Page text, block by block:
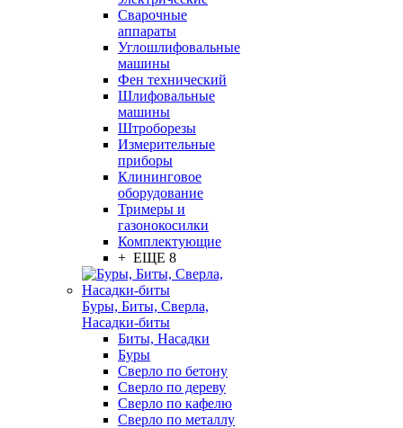
Сварочные
аппараты
Углошлифовальные
машины
Фен технический
Шлифовальные
машины
Штроборезы
Измерительные
приборы
Клининговое
оборудование
Тримеры и
газонокосилки
Комплектующие
+ ЕЩЕ 8
Буры, Биты, Сверла,
Насадки-биты
Биты, Насадки
Буры
Сверло по бетону
Сверло по дереву
Сверло по кафелю
Сверло по металлу